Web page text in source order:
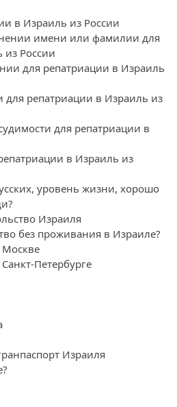
в Израиль из России
имени или фамилии для
из России
для репатриации в Израиль
для репатриации в Израиль из
для репатриации в
в Израиль из
уровень жизни, хорошо
Израиля
без проживания в Израиле?
Москве
Петербурге
Израиля